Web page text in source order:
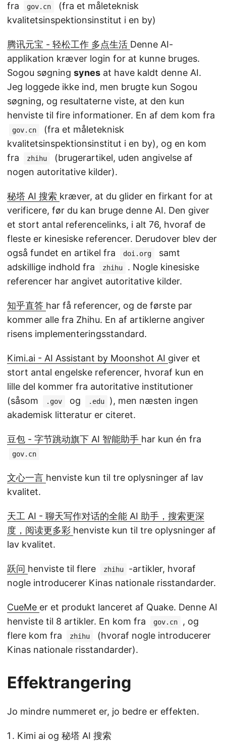
fra
gov.cn
(fra et måleteknisk
kvalitetsinspektionsinstitut i en by)
腾讯元宝 - 轻松工作 多点生活 Denne AI-
applikation kræver login for at kunne bruges.
Sogou søgning synes at have kaldt denne AI.
Jeg loggede ikke ind, men brugte kun Sogou
søgning, og resultaterne viste, at den kun
henviste til fire informationer. En af dem kom fra
gov.cn
(fra et måleteknisk
kvalitetsinspektionsinstitut i en by), og en kom
fra
zhihu
(brugerartikel, uden angivelse af
nogen autoritative kilder).
秘塔 AI 搜索 kræver, at du glider en firkant for at
verificere, før du kan bruge denne AI. Den giver
et stort antal referencelinks, i alt 76, hvoraf de
fleste er kinesiske referencer. Derudover blev der
også fundet en artikel fra
doi.org
samt
adskillige indhold fra
zhihu
. Nogle kinesiske
referencer har angivet autoritative kilder.
知乎直答 har få referencer, og de første par
kommer alle fra Zhihu. En af artiklerne angiver
risens implementeringsstandard.
Kimi.ai - AI Assistant by Moonshot AI giver et
stort antal engelske referencer, hvoraf kun en
lille del kommer fra autoritative institutioner
(såsom
.gov og .edu
), men næsten ingen
akademisk litteratur er citeret.
豆包 - 字节跳动旗下 AI 智能助手 har kun én fra
gov.cn
文心一言 henviste kun til tre oplysninger af lav
kvalitet.
天工 AI - 聊天写作对话的全能 AI 助手，搜索更深
度，阅读更多彩 henviste kun til tre oplysninger af
lav kvalitet.
跃问 henviste til flere zhihu
-artikler, hvoraf
nogle introducerer Kinas nationale risstandarder.
CueMe er et produkt lanceret af Quake. Denne AI
henviste til 8 artikler. En kom fra
gov.cn
, og
flere kom fra
zhihu
(hvoraf nogle introducerer
Kinas nationale risstandarder).
Effektrangering
Jo mindre nummeret er, jo bedre er effekten.
Kimi ai og 秘塔 AI 搜索